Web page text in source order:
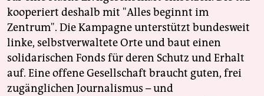
kooperiert deshalb mit "Alles beginnt im
Zentrum". Die Kampagne unterstützt bundesweit
linke, selbstverwaltete Orte und baut einen
solidarischen Fonds für deren Schutz und Erhalt
auf. Eine offene Gesellschaft braucht guten, frei
zugänglichen Journalismus – und